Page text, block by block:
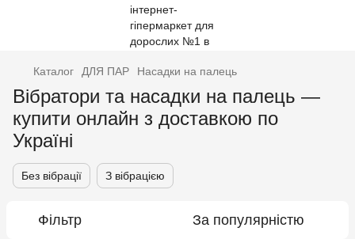
Каталог ДЛЯ ПАР Насадки на палець
Вібратори та насадки на палець —
купити онлайн з доставкою по
Україні
Без вібрації З вібрацією
Фільтр За популярністю